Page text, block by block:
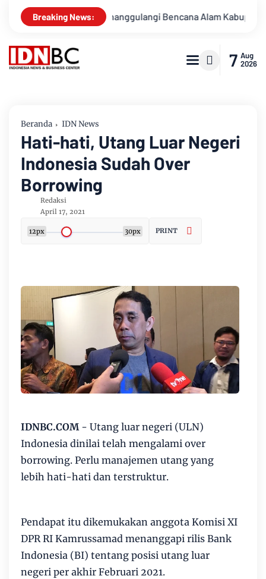
Breaking News:
Menanggulangi Bencana Alam Kabupaten Bengkalis
7 Aug
2026
Beranda IDN News
Hati-hati, Utang Luar Negeri
Indonesia Sudah Over
Borrowing
Redaksi
April 17, 2021
12px 30px PRINT
IDNBC.COM- Utang luar negeri (ULN)
Indonesia dinilai telah mengalami over
borrowing. Perlu manajemen utang yang
lebih hati-hati dan terstruktur.
Pendapat itu dikemukakan anggota Komisi XI
DPR RI Kamrussamad menanggapi rilis Bank
Indonesia (BI) tentang posisi utang luar
negeri per akhir Februari 2021.